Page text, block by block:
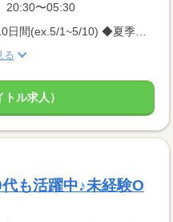
20:30〜05:30
◆年間休日120日 ◆GW休暇10日間(ex.5/1~5/10) ◆夏季休暇10日間(ex.8/10~8/19) ◆年末年始休暇10日間(ex.12/30~1/8) ※会社カレンダーによって多少変動がございますが しっかり休める環境です★
る
ル求人）
も活躍中♪未経験O